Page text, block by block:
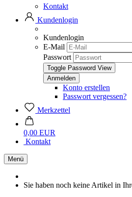
Kontakt
Kundenlogin
Kundenlogin
E-Mail
Passwort
Toggle Password View
Konto erstellen
Passwort vergessen?
Merkzettel
0,00 EUR
Kontakt
Menü
Sie haben noch keine Artikel in